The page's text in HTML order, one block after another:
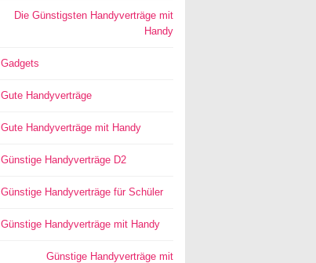
Die Günstigsten Handyverträge mit
Handy
Gadgets
Gute Handyverträge
Gute Handyverträge mit Handy
Günstige Handyverträge D2
Günstige Handyverträge für Schüler
Günstige Handyverträge mit Handy
Günstige Handyverträge mit